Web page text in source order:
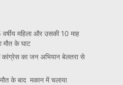
महिला और उसकी 10 माह
मौत के घाट
कांग्रेस का जन अभियान बेलतरा से
के बाद मकान में चलाया